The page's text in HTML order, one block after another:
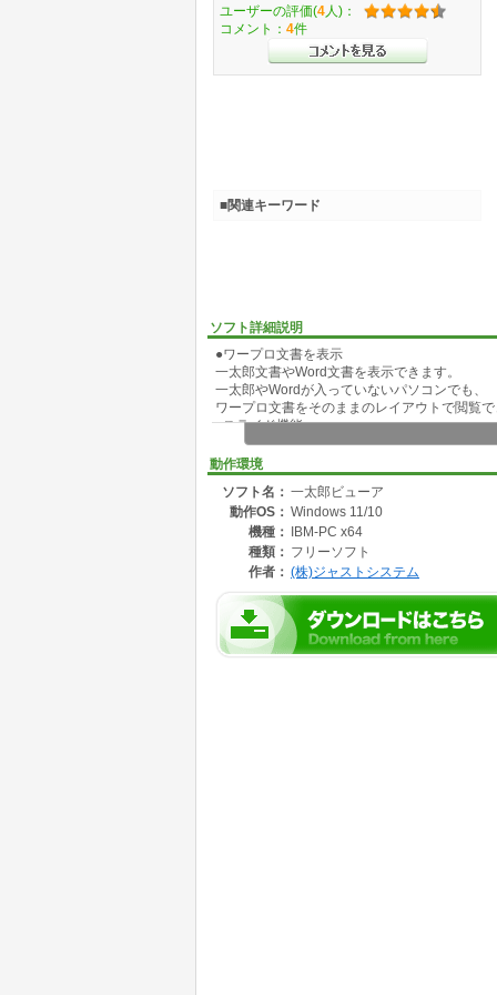
ソフト詳細説明
●ワープロ文書を表示
一太郎文書やWord文書を表示できます。
一太郎やWordが入っていないパソコンでも、
ワープロ文書をそのままのレイアウトで閲覧で
●スライド機能
プレゼンテーション用に、文書を全画面表示
スライドにペンで印をつけるマーカー機能も使
●XMLテンプレート文書への入力
XMLテンプレート* に、文字などを入力でき
ンでも、
一太郎ビューアがあれば、XMLテンプレート
* XMLテンプレートは、XMLテンプレートクリ
●電子署名付き文書に対応
XMLテンプレート文書には、電子署名を追加
* 電子署名を追加して保存するには、署名する
●印刷のバリエーションも豊富
拡大縮小印刷やレイアウト印刷・ポスター印
動作環境
ソフト名： 一太郎ビューア
動作OS： Windows 11/10
機種：
IBM-PC x64
種類： フリーソフト
作者： (株)ジャストシステム
ユーザーの評価(4 人)：
コメント： 4件
■関連キーワード